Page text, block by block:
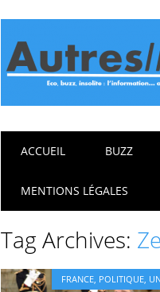
Main menu
ACCUEIL BUZZ
MENTIONS LÉGALES
Tag Archives:
FRANCE, POLITIQUE,